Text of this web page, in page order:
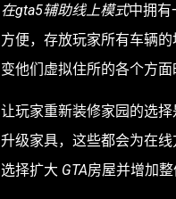
在gta5辅助线上模式中拥有
方便，存放玩家所有车辆
变他们虚拟住所的各个方
让玩家重新装修家园的选择
升级家具，这些都会为在
选择扩大 GTA房屋并增加